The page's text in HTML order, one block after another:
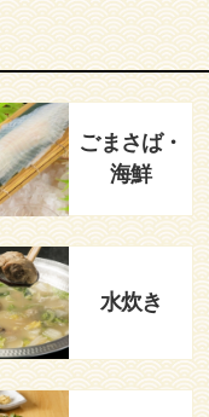
ごまさば・
海鮮
水炊き